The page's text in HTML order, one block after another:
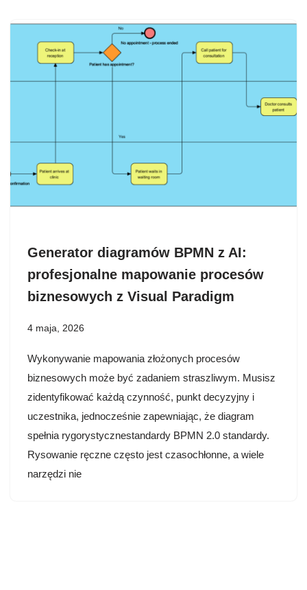
Generator diagramów BPMN z AI:
profesjonalne mapowanie procesów
biznesowych z Visual Paradigm
4 maja, 2026
Wykonywanie mapowania złożonych procesów
biznesowych może być zadaniem straszliwym. Musisz
zidentyfikować każdą czynność, punkt decyzyjny i
uczestnika, jednocześnie zapewniając, że diagram
spełnia rygorystycznestandardy BPMN 2.0 standardy.
Rysowanie ręczne często jest czasochłonne, a wiele
narzędzi nie